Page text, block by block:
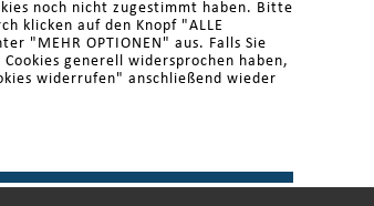
noch nicht zugestimmt haben. Bitte
klicken auf den Knopf "ALLE
"MEHR OPTIONEN" aus. Falls Sie
generell widersprochen haben,
widerrufen" anschließend wieder